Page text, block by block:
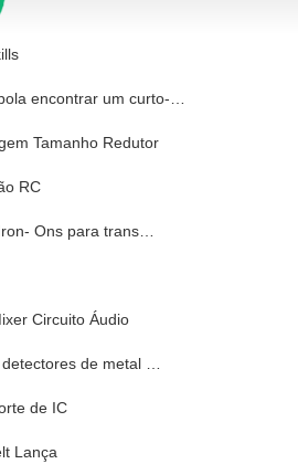
encontrar um curto-…
Tamanho Redutor
RC
Ons para trans…
Circuito Áudio
de metal …
de IC
Lança